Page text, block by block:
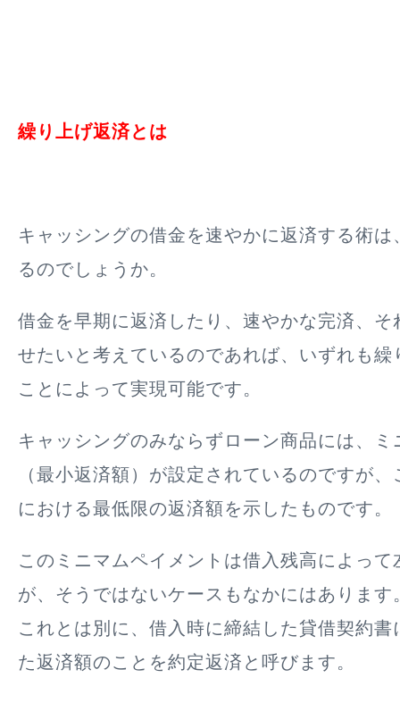
繰り上げ返済とは
キャッシングの借金を速やかに返済する術
るのでしょうか。
借金を早期に返済したり、速やかな完済、そ
せたいと考えているのであれば、いずれも繰
ことによって実現可能です。
キャッシングのみならずローン商品には、
（最小返済額）が設定されているのですが
における最低限の返済額を示したものです。
このミニマムペイメントは借入残高によっ
が、そうではないケースもなかにはあります
これとは別に、 借入時に締結した貸借契約書
た返済額のことを約定返済と呼びます。